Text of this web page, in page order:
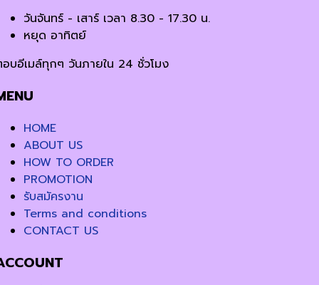
วันจันทร์ - เสาร์ เวลา 8.30 - 17.30 น.
หยุด อาทิตย์
บอีเมล์ทุกๆ วันภายใน 24 ชั่วโมง
HOME
ABOUT US
HOW TO ORDER
PROMOTION
รับสมัครงาน
Terms and conditions
CONTACT US